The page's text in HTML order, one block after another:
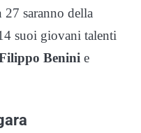
saranno della
suoi giovani talenti
Benini e